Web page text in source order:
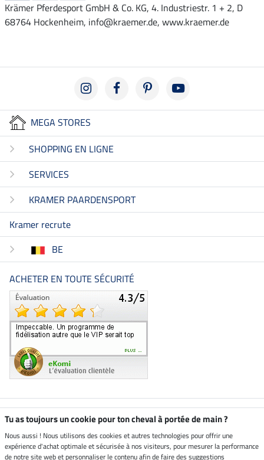
Krämer Pferdesport GmbH & Co. KG, 4. Industriestr. 1 + 2, D
68764 Hockenheim, info@kraemer.de, www.kraemer.de
MEGA STORES
SHOPPING EN LIGNE
SERVICES
KRAMER PAARDENSPORT
Kramer recrute
BE
ACHETER EN TOUTE SÉCURITÉ
Boutique climatiquement
Livraison par
Tu as toujours un cookie pour ton cheval à portée de main ?
Nous aussi ! Nous utilisons des cookies et autres technologies pour offrir une
expérience d'achat optimale et sécurisée à nos visiteurs, pour mesurer la performance
de notre site web et personnaliser le contenu afin de faire des suggestions